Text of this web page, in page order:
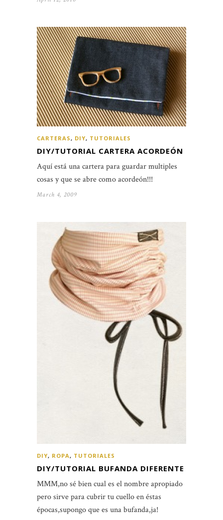
CARTERAS, DIY, TUTORIALES
DIY/TUTORIAL CARTERA ACORDEÓN
Aquí está una cartera para guardar multiples
cosas y que se abre como acordeón!!!
March 4, 2009
DIY, ROPA, TUTORIALES
DIY/TUTORIAL BUFANDA DIFERENTE
MMM,no sé bien cual es el nombre apropiado
pero sirve para cubrir tu cuello en éstas
épocas,supongo que es una bufanda,ja!